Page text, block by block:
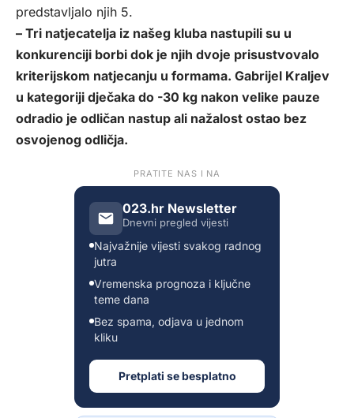
predstavljalo njih 5.
– Tri natjecatelja iz našeg kluba nastupili su u
konkurenciji borbi dok je njih dvoje prisustvovalo
kriterijskom natjecanju u formama. Gabrijel Kraljev
u kategoriji dječaka do -30 kg nakon velike pauze
odradio je odličan nastup ali nažalost ostao bez
osvojenog odličja.
PRATITE NAS I NA
023.hr Newsletter
Dnevni pregled vijesti
Najvažnije vijesti svakog radnog
jutra
Vremenska prognoza i ključne
teme dana
Bez spama, odjava u jednom
kliku
Pretplati se besplatno